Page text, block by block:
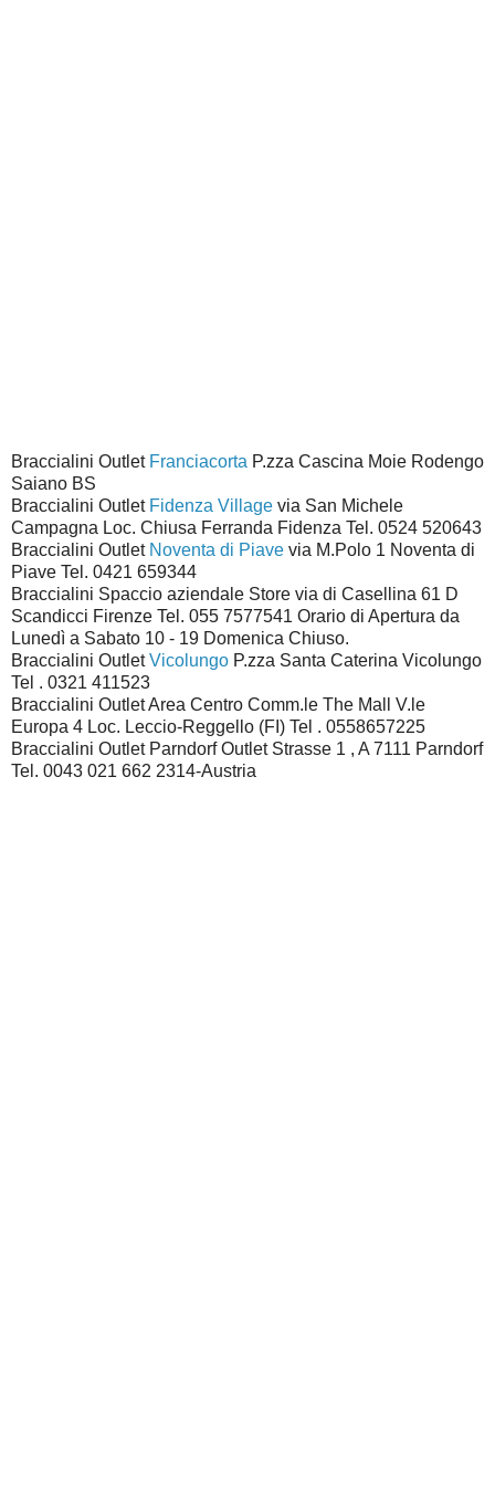
Braccialini Outlet Franciacorta P.zza Cascina Moie Rodengo
Saiano BS
Braccialini Outlet Fidenza Village via San Michele
Campagna Loc. Chiusa Ferranda Fidenza Tel. 0524 520643
Braccialini Outlet Noventa di Piave via M.Polo 1 Noventa di
Piave Tel. 0421 659344
Braccialini Spaccio aziendale Store via di Casellina 61 D
Scandicci Firenze Tel. 055 7577541 Orario di Apertura da
Lunedì a Sabato 10 - 19 Domenica Chiuso.
Braccialini OutletVicolungo P.zza Santa Caterina Vicolungo
Tel . 0321 411523
Braccialini Outlet Area Centro Comm.le The Mall V.le
Europa 4 Loc. Leccio-Reggello (FI) Tel . 0558657225
Braccialini Outlet Parndorf Outlet Strasse 1 , A 7111 Parndorf
Tel. 0043 021 662 2314-Austria